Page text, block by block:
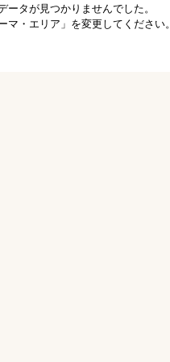
ータが見つかりませんでした。
マ・エリア」を変更してください。